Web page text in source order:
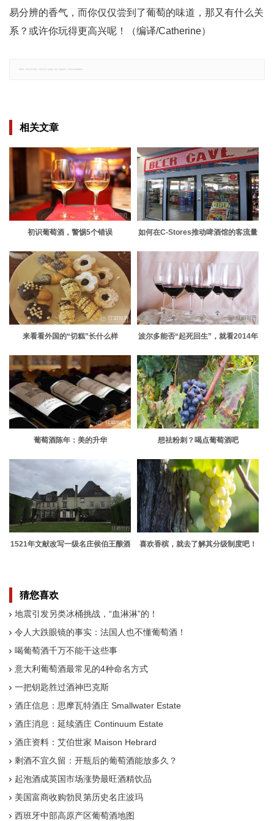
易分辨的香气，而你仅仅尝到了葡萄的味道，那又有什么关
系？或许你玩得更高兴呢！（编译/Catherine）
相关文章
初识葡萄酒，警惕5个错误 如何在C-Stores推动啤酒馆的客流量
来看看外国的“切糕”长什么样
波尔多能否“起死回生”，就看2014年
葡萄酒陈年：美的升华 想祛粉刺？喝点葡萄酒吧
1521年文献改写一级名庄侯伯王酿酒
喜欢香槟，就去了解其分级制度吧！
猜您喜欢
地震引发另类冰桶挑战，“血淋淋”的！
令人大跌眼镜的事实：法国人也不懂葡萄酒！
喝葡萄酒千万不能干这些事
意大利葡萄酒最常见的4种命名方式
一把钥匙胜过酒神巴克斯
酒庄信息：思摩瓦特酒庄 Smallwater Estate
酒庄消息：延续酒庄 Continuum Estate
酒庄资料：艾伯世家 Maison Hebrard
剩酒不宜久留：开瓶后的葡萄酒能放多久？
起泡酒成英国市场涨势最旺酒精饮品
美国富商收购勃艮第历史名庄波玛
西班牙中部高原产区葡萄酒地图